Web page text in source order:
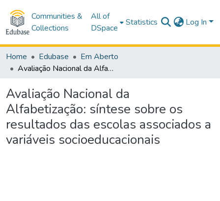
Communities &
Collections
All of
DSpace
Statistics Log In
Home Edubase
Em Aberto
Avaliação Nacional da Alfabetização: síntese sobre os resultados das escolas associados a variáveis socioeducacionais
Avaliação Nacional da
Alfabetização: síntese sobre os
resultados das escolas associados a
variáveis socioeducacionais